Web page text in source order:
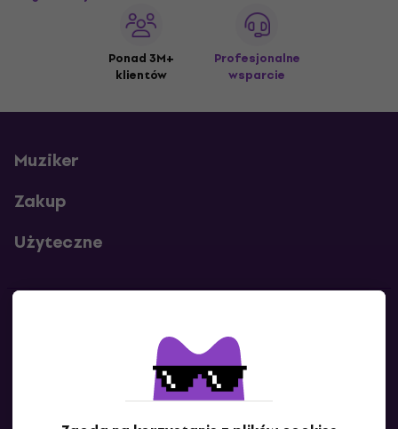
Ponad 3M+
klientów
Profesjonalne
wsparcie
Muziker
Zakup
Użyteczne
Skontaktuj się z nami